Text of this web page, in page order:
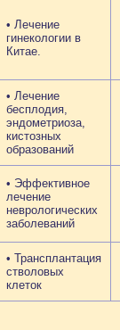
• Лечение
гинекологии в
Китае.
• Лечение
бесплодия,
эндометриоза,
кистозных
образований
• Эффективное
лечение
неврологических
заболеваний
• Трансплантация
стволовых
клеток